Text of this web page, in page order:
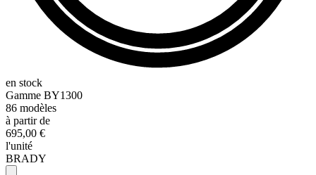
en stock
Gamme BY1300
86 modèles
à partir de
695,00 €
l'unité
BRADY